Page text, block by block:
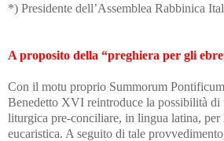
*) Presidente dell’Assemblea Rabbinica
A proposito della “preghiera per gli
Con il motu proprio Summorum
Benedetto XVI reintroduce la possibilità di
liturgica pre-conciliare, in lingua latina, per
eucaristica. A seguito di tale